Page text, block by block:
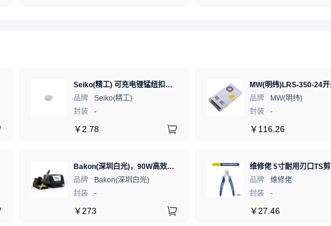
Seiko(精工) 可充电锂锰纽扣电池 3V 5.5mAh 1个
品牌
Seiko(精工)
封装
-
￥ 2.78
品牌
MW(明纬)
封装
-
￥ 116.26
Bakon(深圳白光)，90W高效恒温电烙铁工业级大功率数显可调温无铅智能电烙铁，BK90（新老款交替发货）
品牌
Bakon(深圳白光)
封装
-
￥ 273
品牌
维修佬
封装
-
￥ 27.46